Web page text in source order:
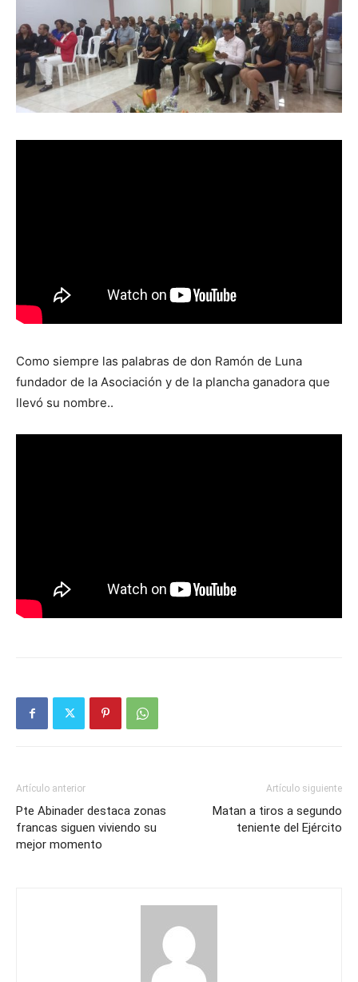
Como siempre las palabras de don Ramón de Luna
fundador de la Asociación y de la plancha ganadora que
llevó su nombre..
Artículo anterior
Pte Abinader destaca zonas
francas siguen viviendo su
mejor momento
Artículo siguiente
Matan a tiros a segundo
teniente del Ejército